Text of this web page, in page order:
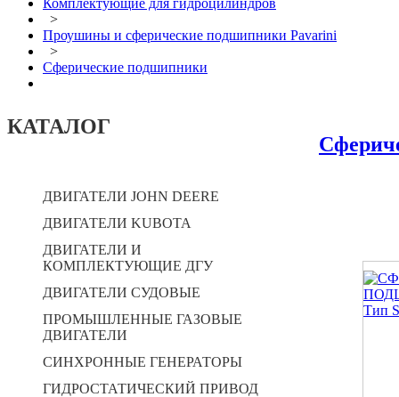
Комплектующие для гидроцилиндров
>
Проушины и сферические подшипники Pavarini
>
Сферические подшипники
КАТАЛОГ
ДВИГАТЕЛИ JOHN DEERE
ДВИГАТЕЛИ KUBOTA
ДВИГАТЕЛИ И
КОМПЛЕКТУЮЩИЕ ДГУ
ДВИГАТЕЛИ СУДОВЫЕ
ПРОМЫШЛЕННЫЕ ГАЗОВЫЕ
ДВИГАТЕЛИ
СИНХРОННЫЕ ГЕНЕРАТОРЫ
ГИДРОСТАТИЧЕСКИЙ ПРИВОД